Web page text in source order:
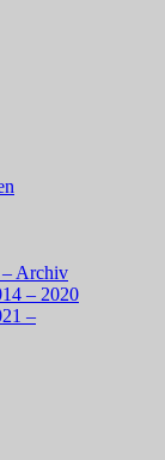
– Archiv
– 2020
–